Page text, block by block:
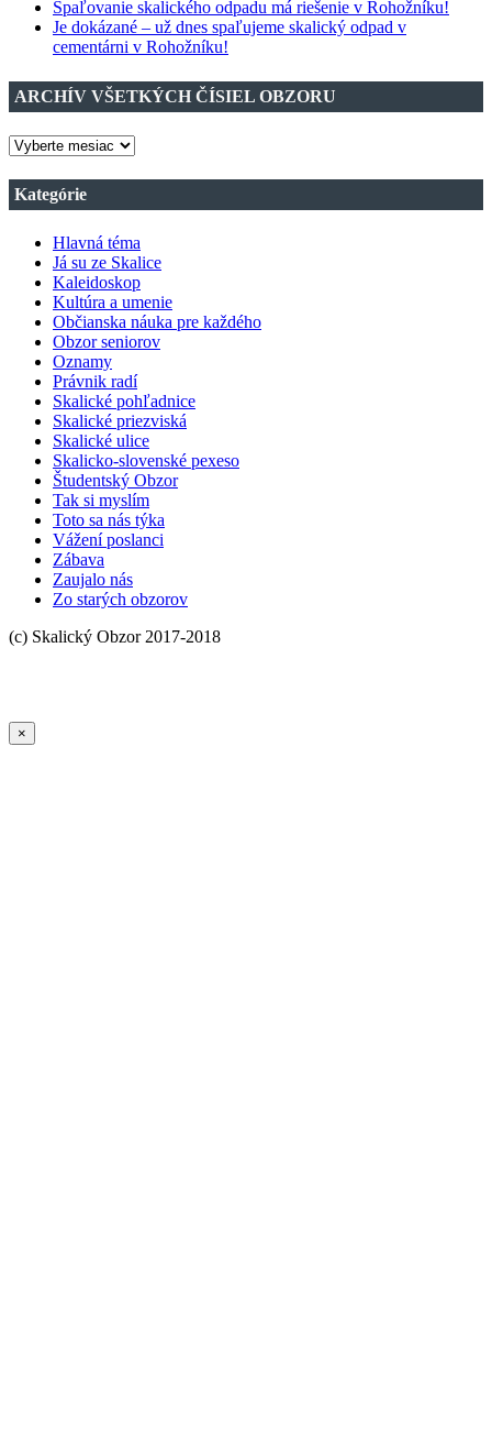
Spaľovanie skalického odpadu má riešenie v Rohožníku!
Je dokázané – už dnes spaľujeme skalický odpad v
cementárni v Rohožníku!
ARCHÍV VŠETKÝCH ČÍSIEL OBZORU
ARCHÍV
ČÍSIEL
OBZORU
Kategórie
Hlavná téma
Já su ze Skalice
Kaleidoskop
Kultúra a umenie
Občianska náuka pre každého
Obzor seniorov
Oznamy
Právnik radí
Skalické pohľadnice
Skalické priezviská
Skalické ulice
Skalicko-slovenské pexeso
Študentský Obzor
Tak si myslím
Toto sa nás týka
Vážení poslanci
Zábava
Zaujalo nás
Zo starých obzorov
×